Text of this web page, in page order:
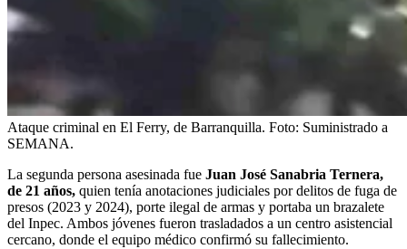
Ataque criminal en El Ferry, de Barranquilla. Foto: Suministrado a
SEMANA.
La segunda persona asesinada fue Juan José Sanabria Ternera,
de 21 años, quien tenía anotaciones judiciales por delitos de fuga de
presos (2023 y 2024), porte ilegal de armas y portaba un brazalete
del Inpec. Ambos jóvenes fueron trasladados a un centro asistencial
cercano, donde el equipo médico confirmó su fallecimiento.